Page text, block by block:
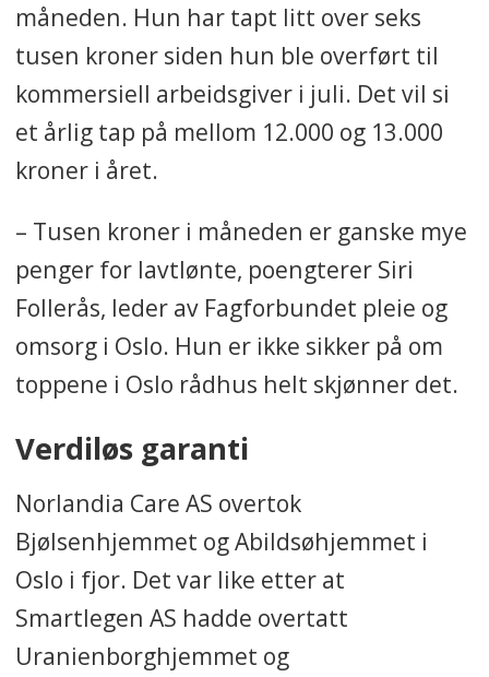
måneden. Hun har tapt litt over seks
tusen kroner siden hun ble overført til
kommersiell arbeidsgiver i juli. Det vil si
et årlig tap på mellom 12.000 og 13.000
kroner i året.
– Tusen kroner i måneden er ganske mye
penger for lavtlønte, poengterer Siri
Follerås, leder av Fagforbundet pleie og
omsorg i Oslo. Hun er ikke sikker på om
toppene i Oslo rådhus helt skjønner det.
Verdiløs garanti
Norlandia Care AS overtok
Bjølsenhjemmet og Abildsøhjemmet i
Oslo i fjor. Det var like etter at
Smartlegen AS hadde overtatt
Uranienborghjemmet og